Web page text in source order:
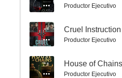
Otro cuento de Navidad
Productor Ejecutivo
-- Cruel Instruction
Productor Ejecutivo
-- House of Chains
Productor Ejecutivo